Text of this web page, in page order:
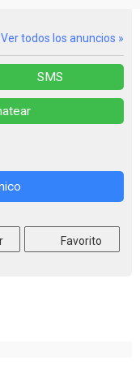
Ver todos los anuncios »
SMS
Favorito